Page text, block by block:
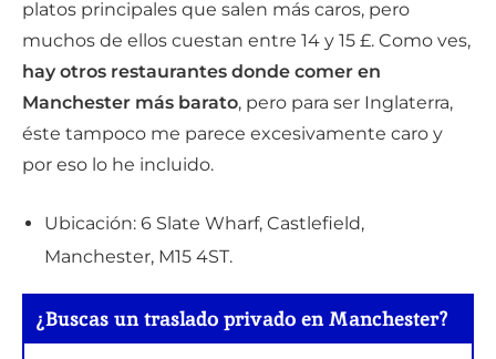
platos principales que salen más caros, pero
muchos de ellos cuestan entre 14 y 15 £. Como ves,
hay otros restaurantes donde comer en
Manchester más barato, pero para ser Inglaterra,
éste tampoco me parece excesivamente caro y
por eso lo he incluido.
Ubicación: 6 Slate Wharf, Castlefield,
Manchester, M15 4ST.
¿Buscas un traslado privado en Manchester?